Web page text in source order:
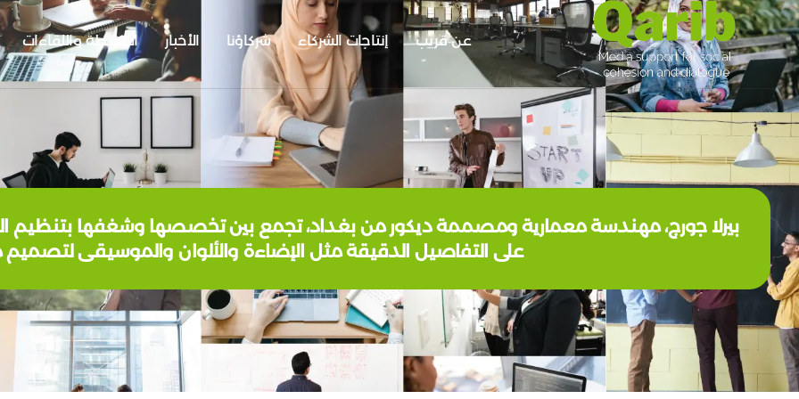
عن قريب إنتاجات الشركاء شركاؤنا الأخبار الأنشطة واللقاءات
على التفاصيل الدقيقة مثل الإضاءة والألوان والموسيقى لتصميم